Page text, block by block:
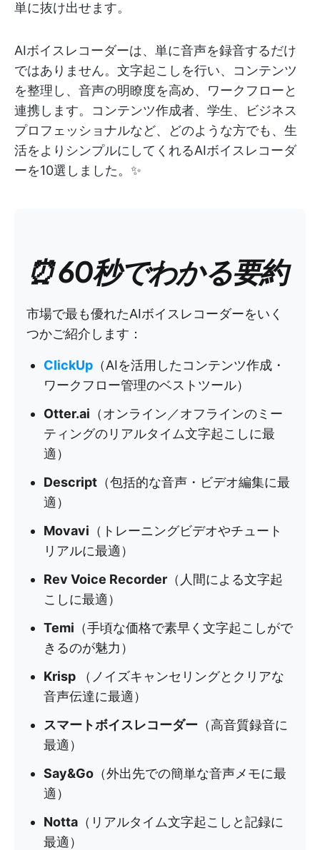
単に抜け出せます。
AIボイスレコーダーは、単に音声を録音するだけ
ではありません。文字起こしを行い、コンテンツ
を整理し、音声の明瞭度を高め、ワークフローと
連携します。コンテンツ作成者、学生、ビジネス
プロフェッショナルなど、どのような方でも、生
活をよりシンプルにしてくれるAIボイスレコーダ
ーを10選しました。✨
⏰ 60秒でわかる要約
市場で最も優れたAIボイスレコーダーをいく
つかご紹介します：
ClickUp （AIを活用したコンテンツ作成・
ワークフロー管理のベストツール）
Otter.ai （オンライン／オフラインのミー
ティングのリアルタイム文字起こしに最
適）
Descript （包括的な音声・ビデオ編集に最
適）
Movavi （トレーニングビデオやチュート
リアルに最適）
Rev Voice Recorder （人間による文字起
こしに最適）
Temi （手頃な価格で素早く文字起こしがで
きるのが魅力）
Krisp
（ノイズキャンセリングとクリアな
音声伝達に最適）
スマートボイスレコーダー （高音質録音に
最適）
Say&Go （外出先での簡単な音声メモに最
適）
Notta （リアルタイム文字起こしと記録に
最適）